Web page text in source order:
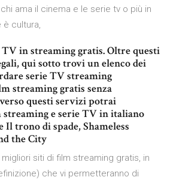
ama il cinema e le serie tv o più in
cultura,
in streaming gratis. Oltre questi
qui sotto trovi un elenco dei
serie TV streaming
streaming gratis senza
questi servizi potrai
e serie TV in italiano
trono di spade, Shameless
the City
siti di film streaming gratis, in
che vi permetteranno di